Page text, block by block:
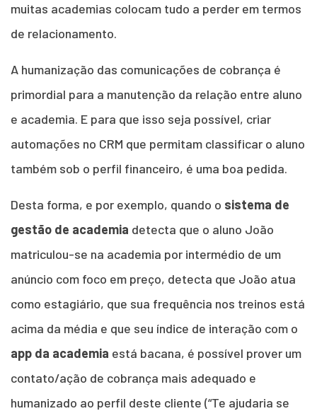
muitas academias colocam tudo a perder em termos
de relacionamento.
A humanização das comunicações de cobrança é
primordial para a manutenção da relação entre aluno
e academia. E para que isso seja possível, criar
automações no CRM que permitam classificar o aluno
também sob o perfil financeiro, é uma boa pedida.
Desta forma, e por exemplo, quando o sistema de
gestão de academia detecta que o aluno João
matriculou-se na academia por intermédio de um
anúncio com foco em preço, detecta que João atua
como estagiário, que sua frequência nos treinos está
acima da média e que seu índice de interação com o
app da academia está bacana, é possível prover um
contato/ação de cobrança mais adequado e
humanizado ao perfil deste cliente (“Te ajudaria se